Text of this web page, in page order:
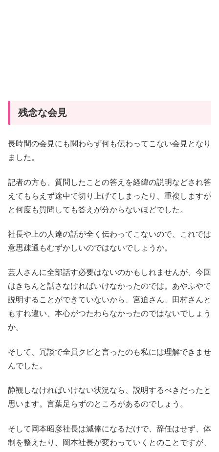
残念な会見
長時間の会見にも関わらず何も伝わってこない会見となり
ました。
記者の方も、質問したことの答えを経緯の説明などされ答
えてもらえず途中で切り上げてしまったり、重複しますが
と何度も質問しても答えが分からないほどでした。
社長や上の人達の話が全く伝わってこないので、これでは
意思疎通もむずかしいのではないでしょうか。
芸人さんに全部話す必要はないのかもしれませんが、今回
はきちんと話さなければいけなかったのでは。あやふやで
説明することができていないから、宮迫さん、田村さんと
もすれ違い、本心がつたわらなかったのではないでしょう
か。
そして、冗談で全員クビと言ったのも私には理解できませ
んでした。
静観しなければいけない状況なら、説明するべきだったと
思います。言葉足らずのところがあるのでしょう。
そして岡本昭彦社長は減俸になるだけで、辞任はせず、体
制を整えたり、岡本社長が変わっていくとのことですが、